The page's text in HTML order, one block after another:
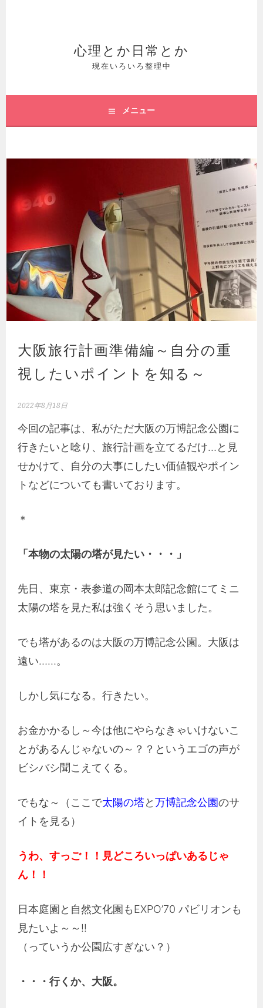
ッ
心理とか日常とか
現在いろいろ整理中
メニュー
大阪旅行計画準備編～自分の重
視したいポイントを知る～
2022年8月18日
今回の記事は、私がただ大阪の万博記念公園に
行きたいと唸り、旅行計画を立てるだけ…と見
せかけて、自分の大事にしたい価値観やポイン
トなどについても書いております。
＊
「本物の太陽の塔が見たい・・・」
先日、東京・表参道の岡本太郎記念館にてミニ
太陽の塔を見た私は強くそう思いました。
でも塔があるのは大阪の万博記念公園。大阪は
遠い……。
しかし気になる。行きたい。
お金かかるし～今は他にやらなきゃいけないこ
とがあるんじゃないの～？？というエゴの声が
ビシバシ聞こえてくる。
でもな～（ここで太陽の塔と万博記念公園のサ
イトを見る）
うわ、すっご！！見どころいっぱいあるじゃ
ん！！
日本庭園と自然文化園もEXPO’70 パビリオンも
見たいよ～～‼
（っていうか公園広すぎない？）
・・・行くか、大阪。